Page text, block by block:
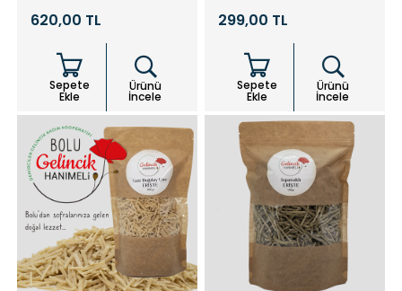
620,00 TL
Sepete
Ekle
Ürünü
İncele
299,00 TL
Sepete
Ekle
Ürünü
İncele